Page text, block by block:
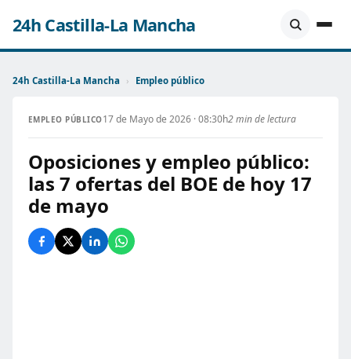
24h Castilla-La Mancha
24h Castilla-La Mancha › Empleo público
EMPLEO PÚBLICO17 de Mayo de 2026 · 08:30h2 min de lectura
Oposiciones y empleo público:
las 7 ofertas del BOE de hoy 17
de mayo